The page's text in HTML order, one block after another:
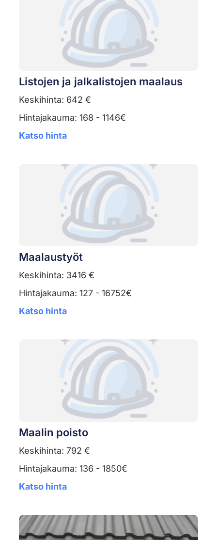
Listojen ja jalkalistojen maalaus
Keskihinta: 642 €
Hintajakauma: 168 - 1146€
Katso hinta
Maalaustyöt
Keskihinta: 3416 €
Hintajakauma: 127 - 16752€
Katso hinta
Maalin poisto
Keskihinta: 792 €
Hintajakauma: 136 - 1850€
Katso hinta